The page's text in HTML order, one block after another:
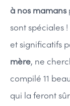
à nos mamans
sont spéciales
et significatifs
mère, ne
compilé 11
qui la feront